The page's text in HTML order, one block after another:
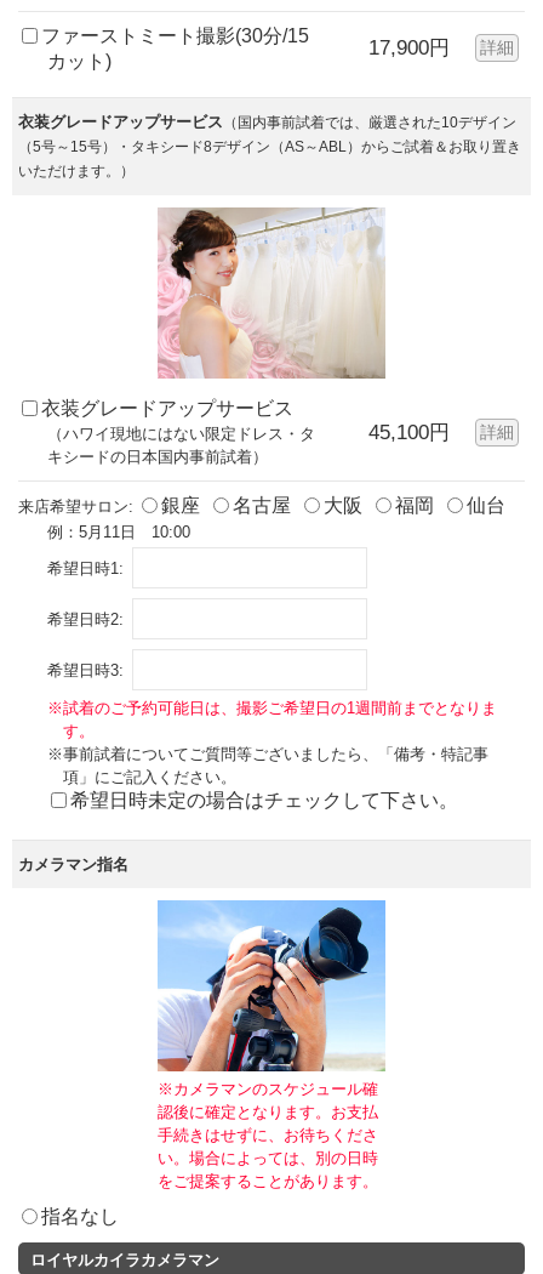
ファーストミート撮影(30分/15
カット)
17,900円 詳細
衣装グレードアップサービス （国内事前試着では、厳選された10デザイン
（5号～15号）・タキシード8デザイン（AS～ABL）からご試着＆お取り置き
いただけます。）
衣装グレードアップサービス
（ハワイ現地にはない限定ドレス・タ
キシードの日本国内事前試着）
45,100円 詳細
来店希望サロン: 銀座 名古屋 大阪 福岡 仙台
例：5月11日 10:00
希望日時1:
希望日時2:
希望日時3:
※試着のご予約可能日は、撮影ご希望日の1週間前までとなりま
す。
※事前試着についてご質問等ございましたら、「備考・特記事
項」にご記入ください。
希望日時未定の場合はチェックして下さい。
カメラマン指名
※カメラマンのスケジュール確
認後に確定となります。お支払
手続きはせずに、お待ちくださ
い。場合によっては、別の日時
をご提案することがあります。
指名なし
ロイヤルカイラカメラマン